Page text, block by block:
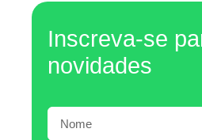
Inscreva-se
novidades